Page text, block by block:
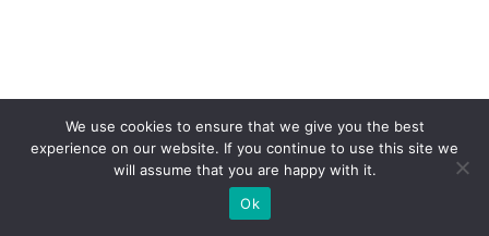
We use cookies to ensure that we give you the best
experience on our website. If you continue to use this site we
will assume that you are happy with it.
Ok